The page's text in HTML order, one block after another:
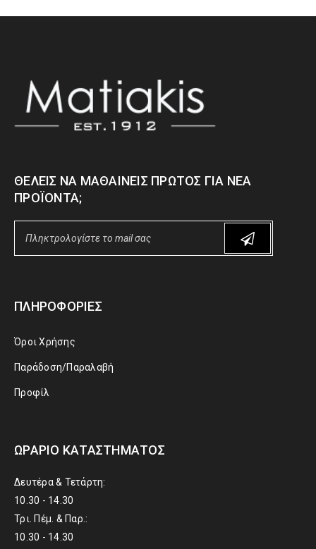
ΘΈΛΕΙΣ ΝΑ ΜΑΘΑΊΝΕΙΣ ΠΡΏΤΟΣ ΓΙΑ ΝΈΑ
ΠΡΟΪΌΝΤΑ;
ΠΛΗΡΟΦΟΡΊΕΣ
Όροι Χρήσης
Παράδοση/Παραλαβή
Προφίλ
ΩΡΆΡΙΟ ΚΑΤΑΣΤΉΜΑΤΟΣ
Δευτέρα & Τετάρτη:
10.30 - 14.30
Τρι. Πέμ. & Παρ.:
10.30 - 14.30